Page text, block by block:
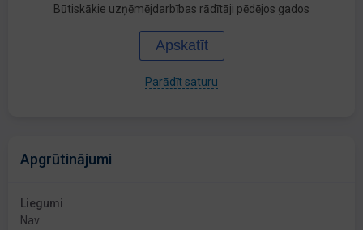
Būtiskākie uzņēmējdarbības rādītāji pēdējos gados
Apskatīt
Parādīt saturu
Apgrūtinājumi
Liegumi
Nav